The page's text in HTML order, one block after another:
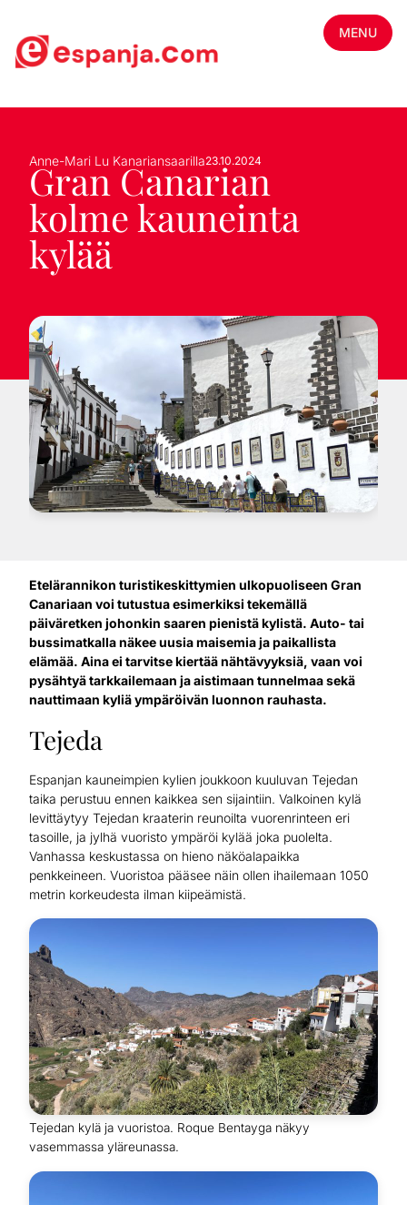
MENU
Anne-Mari Lu Kanariansaarilla23.10.2024
Gran Canarian
kolme kauneinta
kylää
Etelärannikon turistikeskittymien ulkopuoliseen Gran
Canariaan voi tutustua esimerkiksi tekemällä
päiväretken johonkin saaren pienistä kylistä. Auto- tai
bussimatkalla näkee uusia maisemia ja paikallista
elämää. Aina ei tarvitse kiertää nähtävyyksiä, vaan voi
pysähtyä tarkkailemaan ja aistimaan tunnelmaa sekä
nauttimaan kyliä ympäröivän luonnon rauhasta.
Tejeda
Espanjan kauneimpien kylien joukkoon kuuluvan Tejedan
taika perustuu ennen kaikkea sen sijaintiin. Valkoinen kylä
levittäytyy Tejedan kraaterin reunoilta vuorenrinteen eri
tasoille, ja jylhä vuoristo ympäröi kylää joka puolelta.
Vanhassa keskustassa on hieno näköalapaikka
penkkeineen. Vuoristoa pääsee näin ollen ihailemaan 1050
metrin korkeudesta ilman kiipeämistä.
Tejedan kylä ja vuoristoa. Roque Bentayga näkyy
vasemmassa yläreunassa.